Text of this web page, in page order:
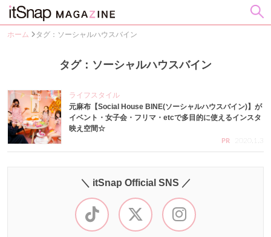
ホーム タグ：ソーシャルハウスバイン
タグ：ソーシャルハウスバイン
ライフスタイル
元麻布【Social House BINE(ソーシャルハウスバイン)】が
イベント・女子会・フリマ・etcで多目的に使えるインスタ
映え空間☆
PR 2020.1.3
＼ itSnap Official SNS ／